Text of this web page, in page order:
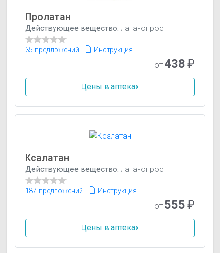
Пролатан
Действующее вещество: латанопрост
35 предложений Инструкция
от 438₽
Цены в аптеках
Ксалатан
Действующее вещество: латанопрост
187 предложений Инструкция
от 555₽
Цены в аптеках